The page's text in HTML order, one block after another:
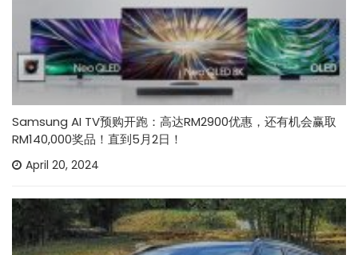
Samsung AI TV预购开跑：高达RM2900优惠，还有机会赢取
RM140,000奖品！直到5月2日！
April 20, 2024